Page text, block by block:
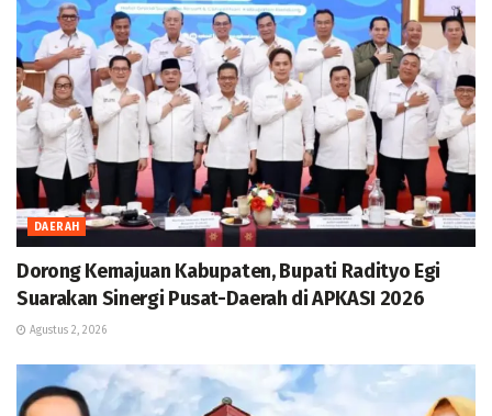
DAERAH
Dorong Kemajuan Kabupaten, Bupati Radityo Egi
Suarakan Sinergi Pusat-Daerah di APKASI 2026
Agustus 2, 2026